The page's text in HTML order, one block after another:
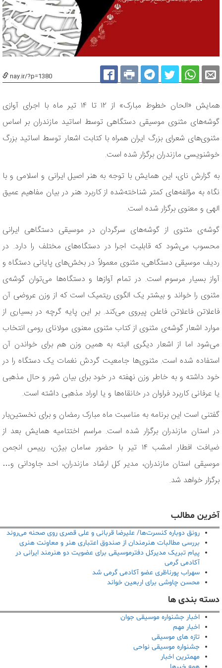
nay.ir/?p=1380
همایش «الحان خطوط مبارک» از ١٢ تا ١۴ تیر ماه با اجرای آوازی
گوشه‌های مثنوی موسیقی دستگاهی توسط اساتید مازندران بر اساس
مثنوی‌های شعرای بزرگ ایران همراه با کتابت اشعار توسط اساتید بزرگ
خوشنویسی مازندران برگزار شده است.
به گزارش نای، این همایش با توجه به هنر اصیل ایرانی و اسلامی و با
نگاه به مؤلفه‌های کمتر شناخته‌شده از کاربرد هنر در بیان مفاهیم عمیق
الهی و معنوی برگزار شده است.
گوشه‌ی مثنوی از گوشه‌های سرگردان در موسیقی دستگاهی ایرانی
محسوب می‌شود که قابلیت اجرا در دستگاه‌های مختلف را دارد. در
ردیف موسیقی دستگاهی، مثنوی معمولاً در بخش‌های پایانی دستگاه و
آواز بسیار مرسوم است. در تمام آوازها و دستگاه‌ها می‌توان گوشه‌ی
مثنوی را خواند و بیشتر یک الگوی ریتمیک است که از وزن عروضی آن
فاعلاتن فاعلاتن فاعلن پیروی می‌کند. بر این پایه گرچه در بسیاری از
موارد اشعار گوشه‌ی مثنوی از کتاب مثنوی معنوی مولانای رومی انتخاب
می‌شود اما از اشعار دیگری البته به همین وزن هم برای خواندن آن
استفاده شده است. مثنوی‌ها جامعیت گردش نغمات یک دستگاه را در
خود داشته و به خاطر وزن نهفته در خود برای بیان شور و حال مذهبی
یا عرفانی کاربرد فراوان در خانقاه‌ها و یا اوراد مذهبی داشته است.
گفتنی است این برنامه به مناسبت ماه مبارک رمضان و برای نخستین‌بار
در استان مازندران برگزار ‌شده است. مراسم اختتامیه همایش بعد از
ضیافت افطار امشب ۱۴ تیر با حضور سامان بیژن، رییس انجمن
موسیقی استان مازندران، مدیر کل ارشاد مازندران، احد جاودانی و…
برگزار خواهد شد.
آخرین مطالب
رونق دوباره کنسرت‌ها/ علیرضا قربانی و علی قصری روی صحنه می‌روند
بررسی مطالبات هنرمندان از صندوق اعتباری هنر و معاونت هنری
پیام تبریک مدیرکل دفترموسیقی برای عضویت دو هنرمند ایرانی در
آکادمی گرمی
سهراب پورناظری عضو آکادمی گرمی شد
محسن چاوشی برای اربعین خواند
دسته بندی ها
اخبار جشنواره موسیقی جوان
اخبار مهم
تازه های موسیقی
جشنواره موسیقی نواحی
مهمترین اخبار